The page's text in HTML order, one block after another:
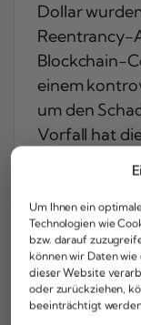
Um Ihnen ein
Technologien wie
bzw. darauf
können wir Daten
dieser Website
oder zurückziehen,
beeinträchtigt
Dollar
Reentrancy-
Blockchain-
einem
um den
Vorfall hat
Ethereum
hinterlassen.
Die
ist also Fluch
garantiert,
nachträglich